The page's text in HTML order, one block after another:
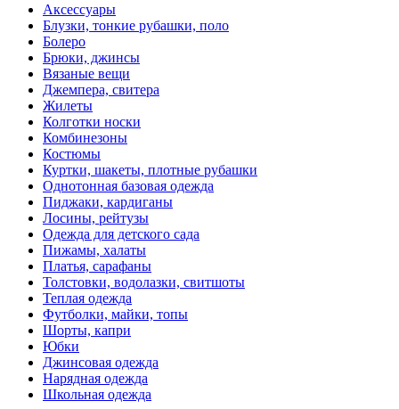
Аксессуары
Блузки, тонкие рубашки, поло
Болеро
Брюки, джинсы
Вязаные вещи
Джемпера, свитера
Жилеты
Колготки носки
Комбинезоны
Костюмы
Куртки, шакеты, плотные рубашки
Однотонная базовая одежда
Пиджаки, кардиганы
Лосины, рейтузы
Одежда для детского сада
Пижамы, халаты
Платья, сарафаны
Толстовки, водолазки, свитшоты
Теплая одежда
Футболки, майки, топы
Шорты, капри
Юбки
Джинсовая одежда
Нарядная одежда
Школьная одежда